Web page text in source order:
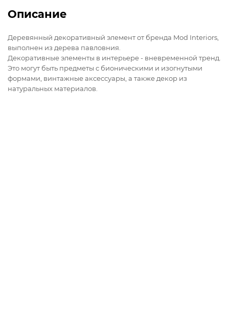
Описание
Деревянный декоративный элемент от бренда Mod Interiors,
выполнен из дерева павловния.
Декоративные элементы в интерьере - вневременной тренд.
Это могут быть предметы с бионическими и изогнутыми
формами, винтажные аксессуары, а также декор из
натуральных материалов.